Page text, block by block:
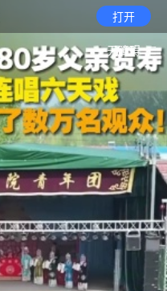
打开
无障碍